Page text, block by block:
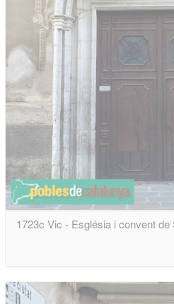
1723c Vic - Església i convent de